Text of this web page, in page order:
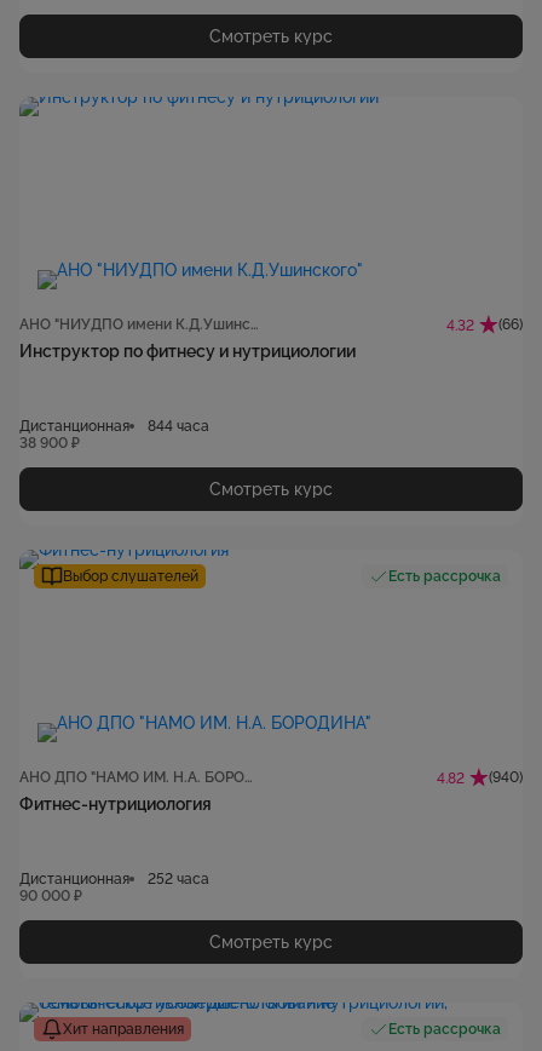
Смотреть курс
АНО "НИУДПО имени К.Д.Ушинского" 4.32 (66)
Инструктор по фитнесу и нутрициологии
Дистанционная
844 часа
38 900 ₽
Смотреть курс
Выбор слушателей Есть рассрочка
АНО ДПО "НАМО ИМ. Н.А. БОРОДИНА" 4.82 (940)
Фитнес-нутрициология
Дистанционная
252 часа
90 000 ₽
Смотреть курс
Хит направления Есть рассрочка